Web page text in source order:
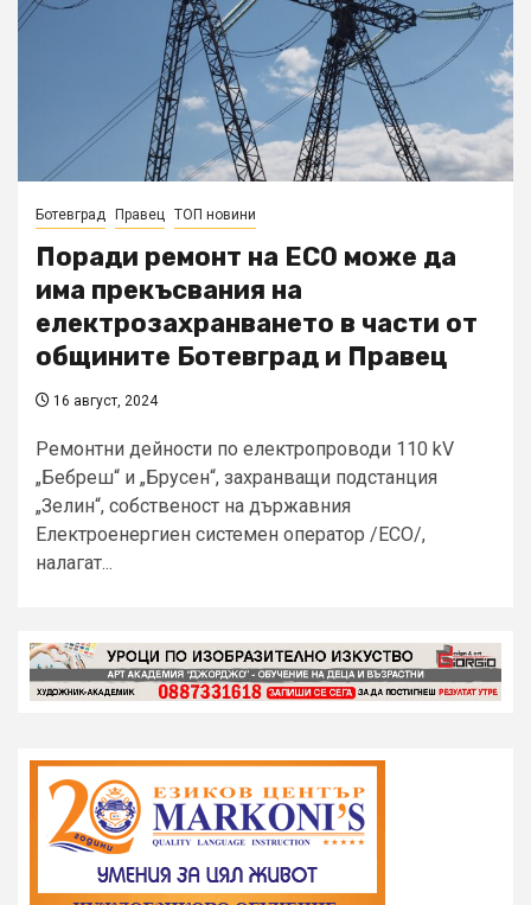
Ботевград Правец ТОП новини
Поради ремонт на ЕСО може да
има прекъсвания на
електрозахранването в части от
общините Ботевград и Правец
16 август, 2024
Ремонтни дейности по електропроводи 110 kV
„Бебреш“ и „Брусен“, захранващи подстанция
„Зелин“, собственост на държавния
Електроенергиен системен оператор /ЕСО/,
налагат...